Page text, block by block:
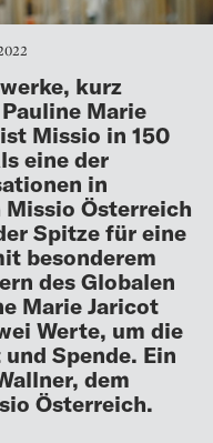
kurz
Marie
Missio in 150
eine der
in
Österreich
Spitze für eine
besonderem
des Globalen
Marie Jaricot
Werte, um die
Spende. Ein
dem
Österreich.